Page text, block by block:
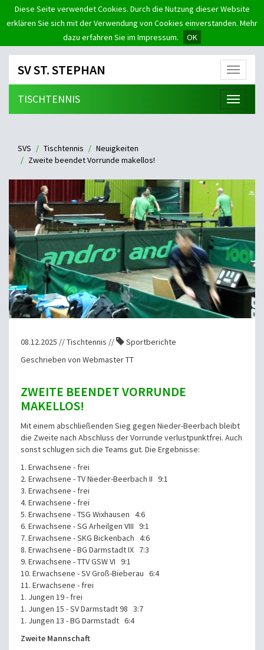
Diese Seite verwendet Cookies. Durch die Nutzung dieser Website
erklären Sie sich mit der Verwendung von Cookies einverstanden. Mehr
dazu erfahren Sie im Impressum.
OK
Menü
SV ST. STEPHAN
Menü
TISCHTENNIS
SVS Tischtennis
Neuigkeiten
Zweite beendet Vorrunde makellos!
08.12.2025 // Tischtennis //
Sportberichte
Geschrieben von Webmaster TT
ZWEITE BEENDET VORRUNDE
MAKELLOS!
Mit einem abschließenden Sieg gegen Nieder-Beerbach bleibt
die Zweite nach Abschluss der Vorrunde verlustpunktfrei. Auch
sonst schlugen sich die Teams gut. Die Ergebnisse:
1. Erwachsene - frei
2. Erwachsene - TV Nieder-Beerbach II 9:1
3. Erwachsene - frei
4. Erwachsene - frei
5. Erwachsene - TSG Wixhausen 4:6
6. Erwachsene -SG Arheilgen VIII 9:1
7. Erwachsene -SKG Bickenbach 4:6
8. Erwachsene - BG Darmstadt IX 7:3
9. Erwachsene -TTV GSW VI 9:1
10. Erwachsene - SV Groß-Bieberau 6:4
11. Erwachsene - frei
1. Jungen 19 - frei
1. Jungen 15 -SV Darmstadt 98 3:7
1. Jungen 13 -BG Darmstadt 6:4
Zweite Mannschaft